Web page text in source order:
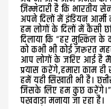
ज़िम्मेदारी है कि भारतीय
अपने दिलों में इंडियन आर्मी
हम लोगों के दिलों में कैसी
दिलाया कि “हर मुश्किल के
को कभी भी कोई ज़रूरत
आप लोगों के जरिए आई है
प्रयास करेंगे,हमारा काम
हमें यही सिखाती भी है।
जिसके लिए हम कुछ
पखवाड़ा मनाया जा रहा है।